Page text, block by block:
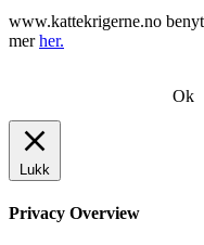
www.kattekrigerne.no
merher.
Ok
Lukk
Privacy Overview